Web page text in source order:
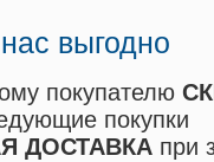
выгодно
покупателю
покупки
ДОСТАВКА при